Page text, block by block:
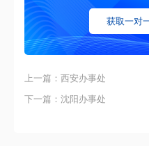
获取一对
上一篇：西安办事处
下一篇：沈阳办事处